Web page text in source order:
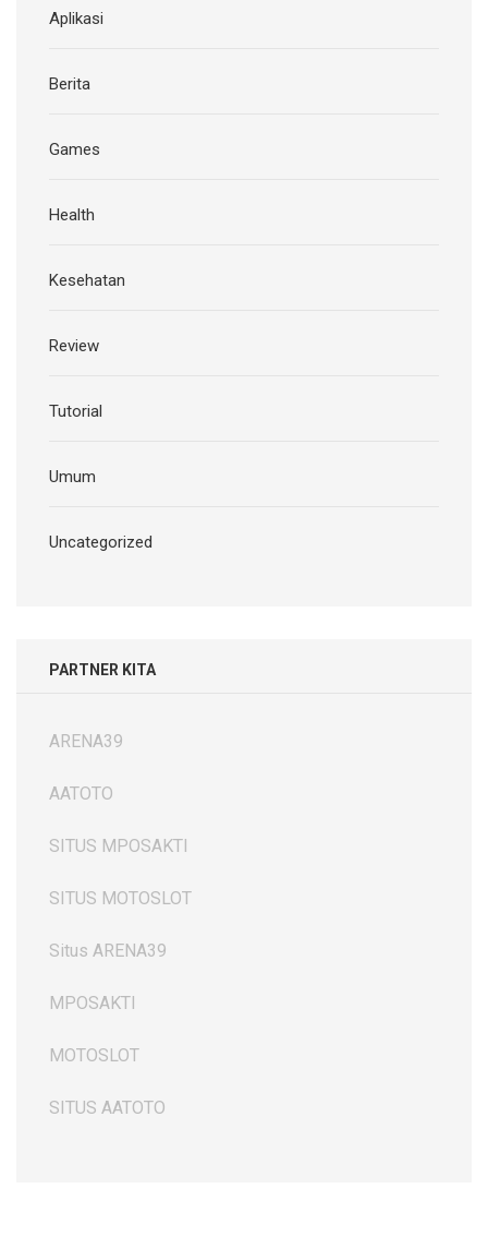
Aplikasi
Berita
Games
Health
Kesehatan
Review
Tutorial
Umum
Uncategorized
PARTNER KITA
ARENA39
AATOTO
SITUS MPOSAKTI
SITUS MOTOSLOT
Situs ARENA39
MPOSAKTI
MOTOSLOT
SITUS AATOTO